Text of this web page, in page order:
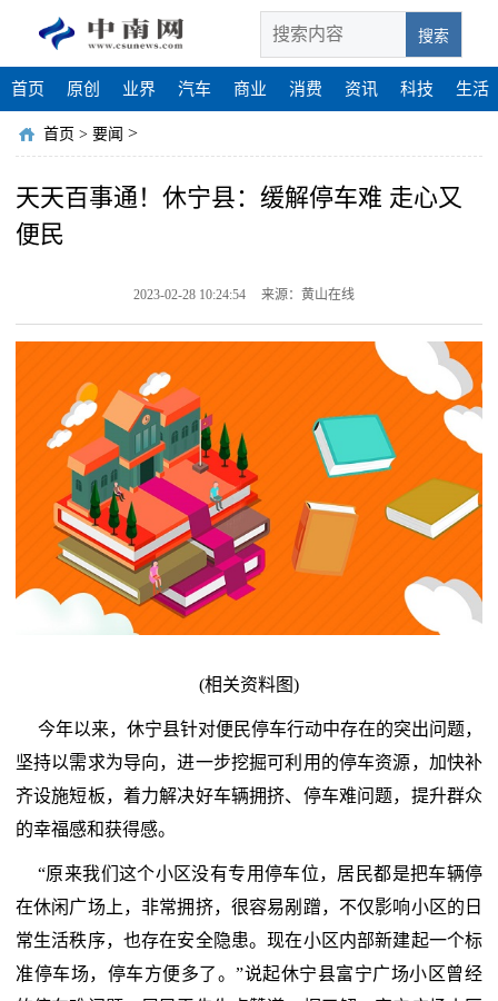
搜索
首页 原创 业界 汽车 商业 消费 资讯 科技 生活
首页 > 要闻 >
天天百事通！休宁县：缓解停车难 走心又
便民
2023-02-28 10:24:54 来源：黄山在线
(相关资料图)
今年以来，休宁县针对便民停车行动中存在的突出问题，
坚持以需求为导向，进一步挖掘可利用的停车资源，加快补
齐设施短板，着力解决好车辆拥挤、停车难问题，提升群众
的幸福感和获得感。
“原来我们这个小区没有专用停车位，居民都是把车辆停
在休闲广场上，非常拥挤，很容易剐蹭，不仅影响小区的日
常生活秩序，也存在安全隐患。现在小区内部新建起一个标
准停车场，停车方便多了。”说起休宁县富宁广场小区曾经